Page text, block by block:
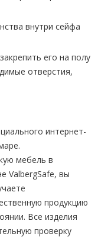
внутри сейфа
его на полу
отверстия,
интернет-
мебель в
ValbergSafe, вы
продукцию
Все изделия
проверку